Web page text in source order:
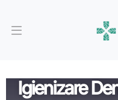
Igienizare